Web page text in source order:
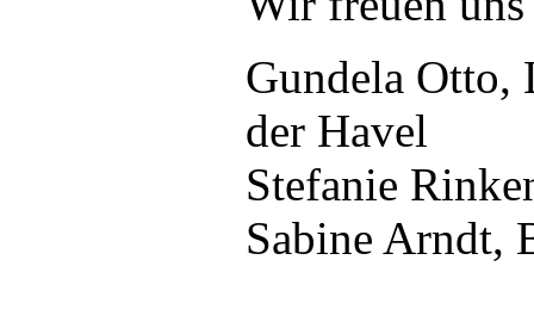
Gundela Otto,
der Havel
Stefanie
Sabine Arndt,